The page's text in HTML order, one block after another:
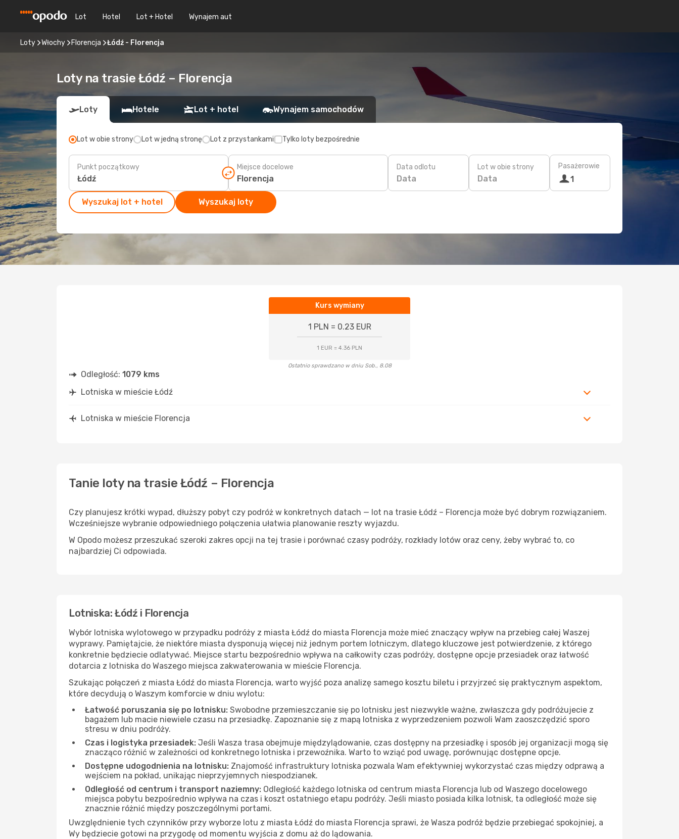
Lot Hotel Lot + Hotel Wynajem aut
Loty Włochy Florencja Łódź - Florencja
Loty na trasie Łódź – Florencja
Loty Hotele Lot + hotel Wynajem samochodów
Lot w obie strony Lot w jedną stronę Lot z przystankami Tylko loty bezpośrednie
Punkt początkowy Miejsce docelowe Data odlotu
Data
Lot w obie strony
Data
Pasażerowie
1
Wyszukaj lot + hotel Wyszukaj loty
Kurs wymiany
1 PLN = 0.23 EUR
1 EUR = 4.36 PLN
Ostatnio sprawdzano w dniu Sob., 8.08
Odległość: 1079 kms
Lotniska w mieście Łódź
Lotniska w mieście Florencja
Tanie loty na trasie Łódź – Florencja
Czy planujesz krótki wypad, dłuższy pobyt czy podróż w konkretnych datach — lot na trasie Łódź – Florencja może być dobrym rozwiązaniem.
Wcześniejsze wybranie odpowiedniego połączenia ułatwia planowanie reszty wyjazdu.
W Opodo możesz przeszukać szeroki zakres opcji na tej trasie i porównać czasy podróży, rozkłady lotów oraz ceny, żeby wybrać to, co
najbardziej Ci odpowiada.
Lotniska: Łódź i Florencja
Wybór lotniska wylotowego w przypadku podróży z miasta Łódź do miasta Florencja może mieć znaczący wpływ na przebieg całej Waszej
wyprawy. Pamiętajcie, że niektóre miasta dysponują więcej niż jednym portem lotniczym, dlatego kluczowe jest potwierdzenie, z którego
konkretnie będziecie odlatywać. Miejsce startu bezpośrednio wpływa na całkowity czas podróży, dostępne opcje przesiadek oraz łatwość
dotarcia z lotniska do Waszego miejsca zakwaterowania w mieście Florencja.
Szukając połączeń z miasta Łódź do miasta Florencja, warto wyjść poza analizę samego kosztu biletu i przyjrzeć się praktycznym aspektom,
które decydują o Waszym komforcie w dniu wylotu:
Łatwość poruszania się po lotnisku: Swobodne przemieszczanie się po lotnisku jest niezwykle ważne, zwłaszcza gdy podróżujecie z
bagażem lub macie niewiele czasu na przesiadkę. Zapoznanie się z mapą lotniska z wyprzedzeniem pozwoli Wam zaoszczędzić sporo
stresu w dniu podróży.
Czas i logistyka przesiadek: Jeśli Wasza trasa obejmuje międzylądowanie, czas dostępny na przesiadkę i sposób jej organizacji mogą się
znacząco różnić w zależności od konkretnego lotniska i przewoźnika. Warto to wziąć pod uwagę, porównując dostępne opcje.
Dostępne udogodnienia na lotnisku: Znajomość infrastruktury lotniska pozwala Wam efektywniej wykorzystać czas między odprawą a
wejściem na pokład, unikając nieprzyjemnych niespodzianek.
Odległość od centrum i transport naziemny: Odległość każdego lotniska od centrum miasta Florencja lub od Waszego docelowego
miejsca pobytu bezpośrednio wpływa na czas i koszt ostatniego etapu podróży. Jeśli miasto posiada kilka lotnisk, ta odległość może się
znacznie różnić między poszczególnymi portami.
Uwzględnienie tych czynników przy wyborze lotu z miasta Łódź do miasta Florencja sprawi, że Wasza podróż będzie przebiegać spokojniej, a
Wy będziecie gotowi na przygodę od momentu wyjścia z domu aż do lądowania.